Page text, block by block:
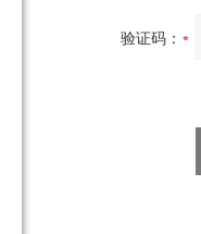
验证码：